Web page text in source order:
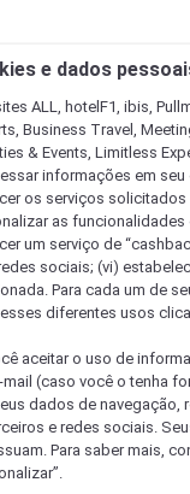
Hotel
e dados
ALL, hotelF1, ibis,
Business Travel,
& Events, Limitless
informações em
os serviços solicitados
as
um serviço de
sociais; (vi)
Para cada um de
diferentes usos
aceitar o uso de
mail (caso você o tenha
dados de navegação,
e redes sociais.
Para saber mais,